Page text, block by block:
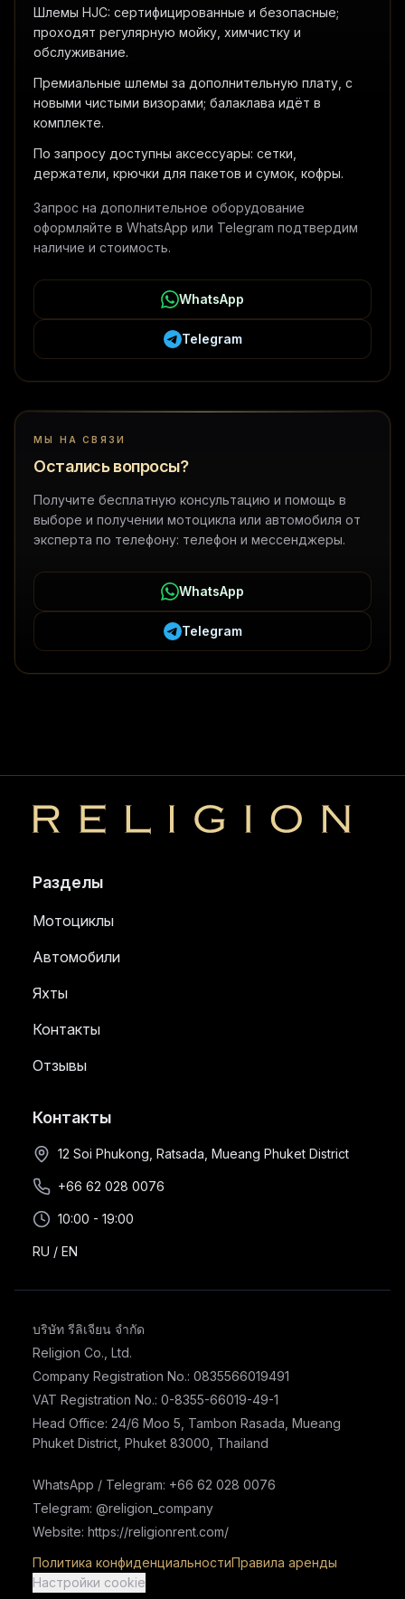
Шлемы HJC: сертифицированные и безопасные;
проходят регулярную мойку, химчистку и
обслуживание.
Премиальные шлемы за дополнительную плату, с
новыми чистыми визорами; балаклава идёт в
комплекте.
По запросу доступны аксессуары: сетки,
держатели, крючки для пакетов и сумок, кофры.
Запрос на дополнительное оборудование
оформляйте в WhatsApp или Telegram подтвердим
наличие и стоимость.
WhatsApp
Telegram
МЫ НА СВЯЗИ
Остались вопросы?
Получите бесплатную консультацию и помощь в
выборе и получении мотоцикла или автомобиля от
эксперта по телефону: телефон и мессенджеры.
WhatsApp
Telegram
Religion
Разделы
Мотоциклы
Автомобили
Яхты
Контакты
Отзывы
Контакты
12 Soi Phukong, Ratsada, Mueang Phuket District
+66 62 028 0076
10:00 - 19:00
RU / EN
บริษัท รีลิเจียน จำกัด
Religion Co., Ltd.
Company Registration No.: 0835566019491
VAT Registration No.: 0-8355-66019-49-1
Head Office: 24/6 Moo 5, Tambon Rasada, Mueang
Phuket District, Phuket 83000, Thailand
WhatsApp / Telegram: +66 62 028 0076
Telegram: @religion_company
Website: https://religionrent.com/
Политика конфиденциальностиПравила аренды
Настройки cookie